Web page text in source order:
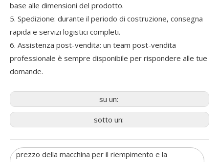
base alle dimensioni del prodotto.
5. Spedizione: durante il periodo di costruzione, consegna
rapida e servizi logistici completi.
6. Assistenza post-vendita: un team post-vendita
professionale è sempre disponibile per rispondere alle tue
domande.
su un:
sotto un:
prezzo della macchina per il riempimento e la